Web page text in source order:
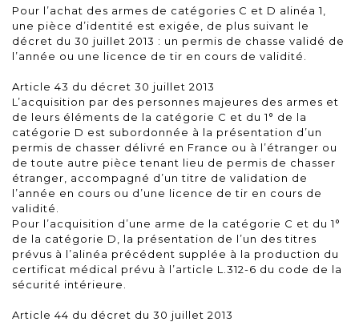
Pour l’achat des armes de catégories C et D alinéa 1,
une pièce d’identité est exigée, de plus suivant le
décret du 30 juillet 2013 : un permis de chasse validé de
l’année ou une licence de tir en cours de validité.
Article 43 du décret 30 juillet 2013
L’acquisition par des personnes majeures des armes et
de leurs éléments de la catégorie C et du 1° de la
catégorie D est subordonnée à la présentation d’un
permis de chasser délivré en France ou à l’étranger ou
de toute autre pièce tenant lieu de permis de chasser
étranger, accompagné d’un titre de validation de
l’année en cours ou d’une licence de tir en cours de
validité.
Pour l’acquisition d’une arme de la catégorie C et du 1°
de la catégorie D, la présentation de l’un des titres
prévus à l’alinéa précédent supplée à la production du
certificat médical prévu à l’article L.312-6 du code de la
sécurité intérieure.
Article 44 du décret du 30 juillet 2013